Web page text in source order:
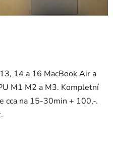
14 a 16 MacBook Air a
M1 M2 a M3. Kompletní
cca na 15-30min + 100,-.